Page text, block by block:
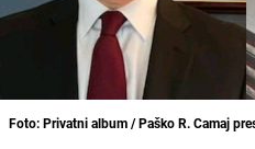
Foto: Privatni album / Paško R. Camaj